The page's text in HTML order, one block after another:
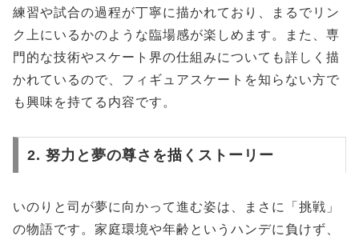
練習や試合の過程が丁寧に描かれており、まるでリン
ク上にいるかのような臨場感が楽しめます。また、専
門的な技術やスケート界の仕組みについても詳しく描
かれているので、フィギュアスケートを知らない方で
も興味を持てる内容です。
2. 努力と夢の尊さを描くストーリー
いのりと司が夢に向かって進む姿は、まさに「挑戦」
の物語です。家庭環境や年齢というハンデに負けず、